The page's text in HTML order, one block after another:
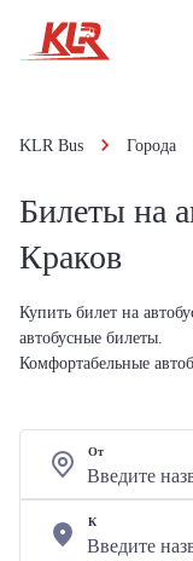
KLR Bus Города
Билеты на
Краков
Купить билет на
автобусные билеты.
Комфортабельные
От
К